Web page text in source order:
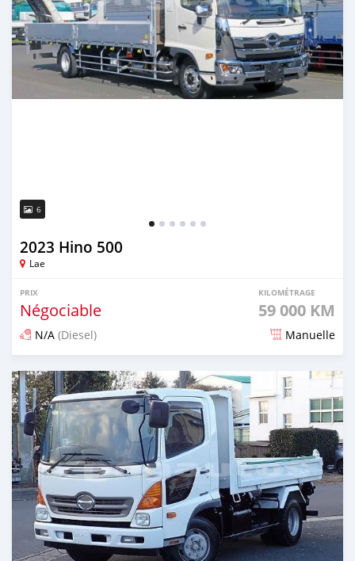
6
2023 Hino 500
Lae
PRIX
Négociable
KILOMÉTRAGE
59 000 KM
N/A (Diesel) Manuelle
Publié il y a 3 mois